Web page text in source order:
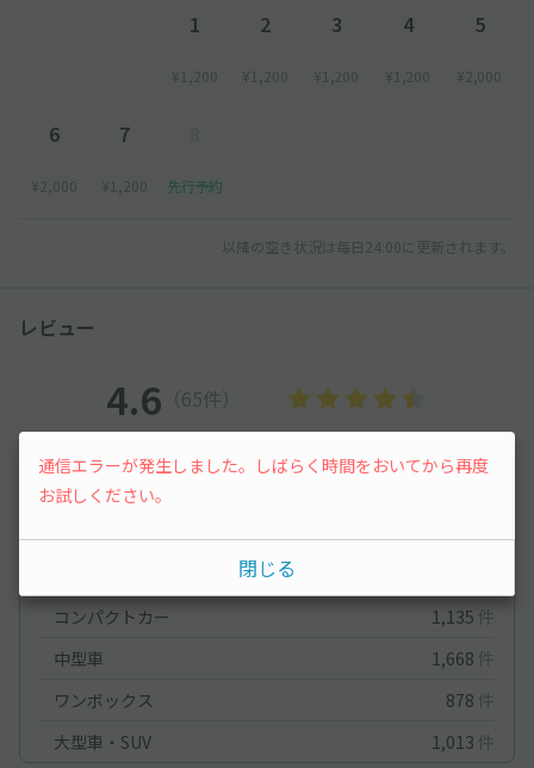
1
¥1,200
2
¥1,200
3
¥1,200
4
¥1,200
5
¥2,000
6
¥2,000
7
¥1,200 先行予約
以降の空き状況は毎日24:00に更新されます。
レビュー
4.6 （65件）
満足度 4.6 立地
4.7
停めやすさ
コンパクトカー
1,135 件
中型車
1,668 件
ワンボックス
878 件
大型車・SUV
1,013 件
通信エラーが発生しました。しばらく時間をおいてから再度
お試しください。
閉じる